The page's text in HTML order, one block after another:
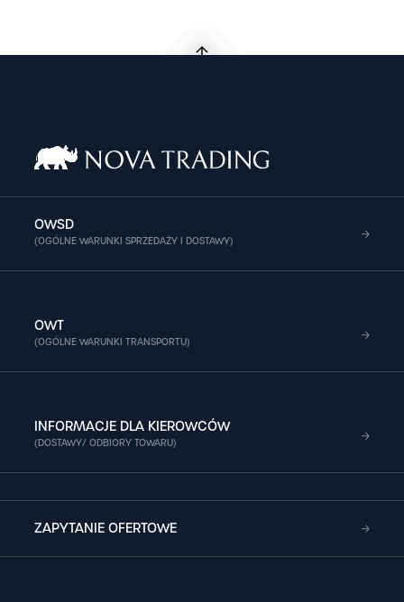
OWSD
(OGÓLNE WARUNKI SPRZEDAŻY I DOSTAWY)
OWT
(OGÓLNE WARUNKI TRANSPORTU)
INFORMACJE DLA KIEROWCÓW
(DOSTAWY/ ODBIORY TOWARU)
ZAPYTANIE OFERTOWE